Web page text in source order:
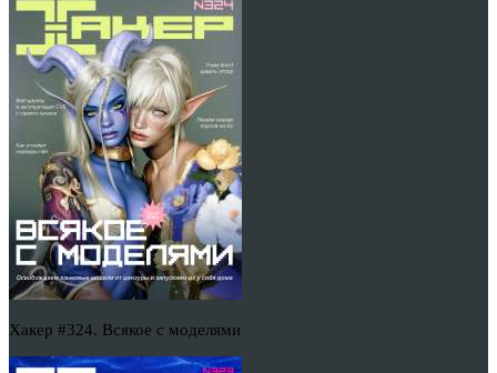
Хакер #324. Всякое с моделями